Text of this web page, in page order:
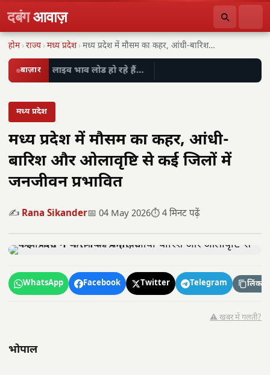
दबंगआवाज़
होम ›राज्य ›मध्य प्रदेश › मध्य प्रदेश में मौसम का कहर, आंधी-बारिश और…
बाज़ार लाइव भाव लोड हो रहे हैं…
मध्य प्रदेश
मध्य प्रदेश में मौसम का कहर, आंधी-
बारिश और ओलावृष्टि से कई जिलों में
जनजीवन प्रभावित
✍️ Rana Sikander📅 04 May 2026⏱️ 4 मिनट पढ़ें
WhatsApp Facebook Twitter Telegram लिंक
⚠️ खबर में गलती?
भोपाल